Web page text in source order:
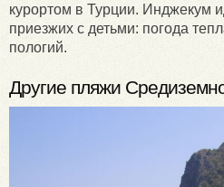
курортом в Турции. Инджекум
приезжих с детьми: погода
пологий.
Другие пляжи